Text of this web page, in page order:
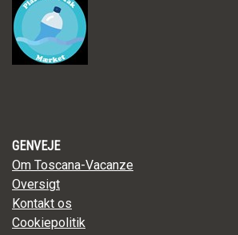
GENVEJE
Om Toscana-Vacanze
Oversigt
Kontakt os
Cookiepolitik